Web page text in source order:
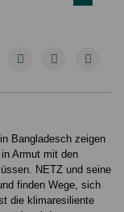
Bangladesch zeigen
Armut mit den
NETZ und seine
finden Wege, sich
die klimaresiliente